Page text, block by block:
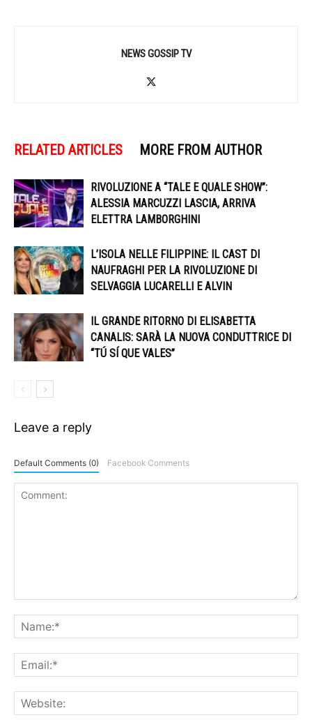
NEWS GOSSIP TV
RELATED ARTICLES MORE FROM AUTHOR
RIVOLUZIONE A “TALE E QUALE SHOW”:
ALESSIA MARCUZZI LASCIA, ARRIVA
ELETTRA LAMBORGHINI
L’ISOLA NELLE FILIPPINE: IL CAST DI
NAUFRAGHI PER LA RIVOLUZIONE DI
SELVAGGIA LUCARELLI E ALVIN
IL GRANDE RITORNO DI ELISABETTA
CANALIS: SARÀ LA NUOVA CONDUTTRICE DI
“TÚ SÍ QUE VALES”
Leave a reply
Default Comments (0) Facebook Comments